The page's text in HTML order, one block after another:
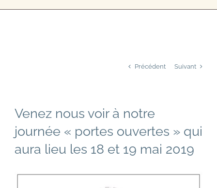
Précédent Suivant
Venez nous voir à notre
journée « portes ouvertes » qui
aura lieu les 18 et 19 mai 2019
Voir